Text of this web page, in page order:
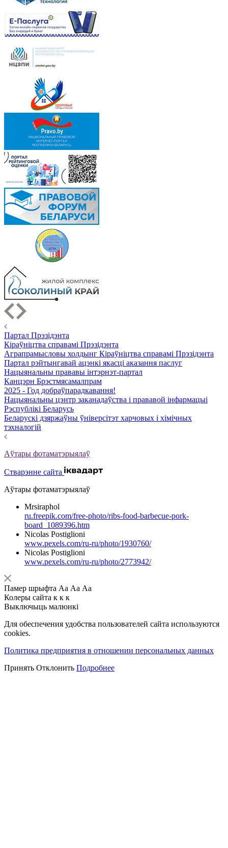
Партал Прэзідэнта
Кіраўніцтва справамі Прэзідэнта
Аграпрамысловы холдынг Кіраўніцтва справамі Прэзідэнта
Партал рэйтынгавай ацэнкі якасці аказання паслуг
Нацыянальны прававы інтэрнэт-партал
Канцэрн Брэстмясамалпрам
2025 - Год добраўпарадкавання!
Нацыянальны цэнтр заканадаўства і прававой інфармацыі
Рэспублікі Беларусь
Беларускі дзяржаўны ўніверсітэт харчовых і хімічных
тэхналогій
Аўтары фотаматэрыялаў
Стварэнне сайта
Аўтары фотаматэрыялаў
Mrsiraphol
ru.freepik.com/free-photo/ribs-food-barbecue-pork-
board_1089396.htm
Nicolas Postiglioni
www.pexels.com/ru-ru/photo/1930760/
Nicolas Postiglioni
www.pexels.com/ru-ru/photo/2773942/
Памер шрыфта Аа Аа Аа
Колеры сайта к к к
Выключыць малюнкі
Для обеспечения удобства пользователей сайта используются
cookies.
Политика предприятия в отношении персональных данных
Принять Отклонить Подробнее